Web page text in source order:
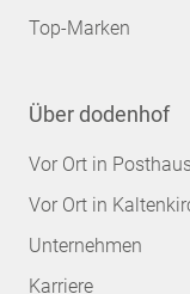
Top-Marken
Über dodenhof
Vor Ort in
Vor Ort in
Unternehmen
Karriere